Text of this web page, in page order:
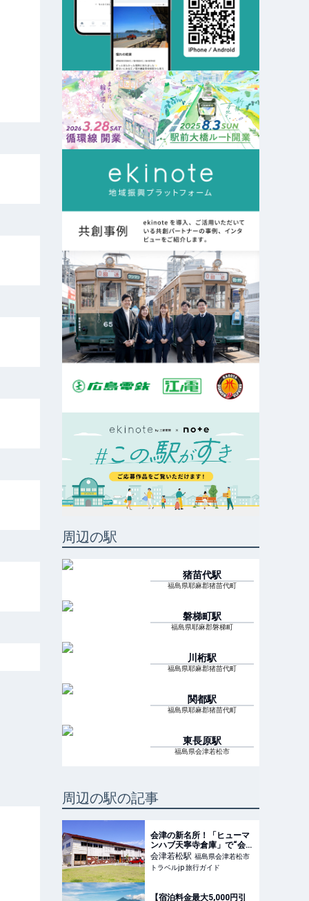
周辺の駅
猪苗代駅
福島県耶麻郡猪苗代町
磐梯町駅
福島県耶麻郡磐梯町
川桁駅
福島県耶麻郡猪苗代町
関都駅
福島県耶麻郡猪苗代町
東長原駅
福島県会津若松市
周辺の駅の記事
会津の新名所！「ヒューマ
ンハブ天寧寺倉庫」で“会津
ごころ”に出会う旅 | 福島県
| トラベルjp 旅行ガイド
会津若松駅 福島県会津若松市
トラベルjp 旅行ガイド
【宿泊料金最大5,000円引